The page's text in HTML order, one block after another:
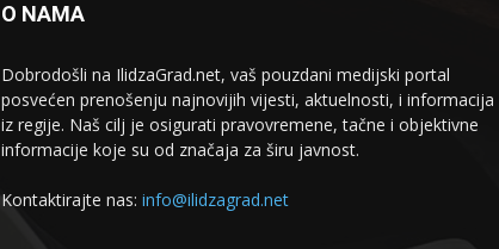
O NAMA
Dobrodošli na IlidzaGrad.net, vaš pouzdani medijski portal
posvećen prenošenju najnovijih vijesti, aktuelnosti, i informacija
iz regije. Naš cilj je osigurati pravovremene, tačne i objektivne
informacije koje su od značaja za širu javnost.
Kontaktirajte nas: info@ilidzagrad.net